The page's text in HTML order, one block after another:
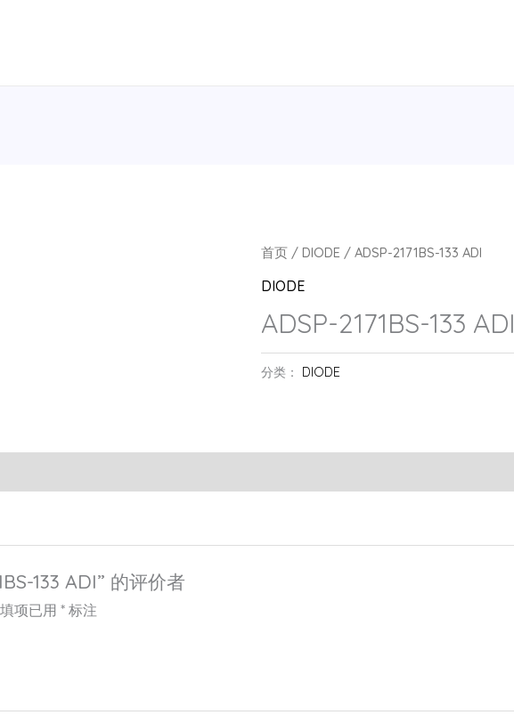
首页 /DIODE / ADSP-2171BS-133 ADI
DIODE
ADSP-2171BS-133 ADI
分类： DIODE
133 ADI” 的评价者
项已用* 标注